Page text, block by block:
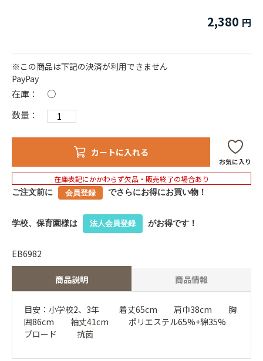
2,380
※この商品は下記の決済が利用できません
PayPay
在庫：
○
数量：
カートに入れる
お気に入り
在庫表記にかかわらず欠品・販売終了の場合あり
ご注文前に 会員登録 でさらにお得にお買い物！
学校、保育園様は 法人会員登録 がお得です！
商品説明 商品情報
目安：小学校2、3年 着丈65cm 肩巾38cm 胸
囲86cm 袖丈41cm ポリエステル65%+綿35%
ブロード 抗菌
EB6982